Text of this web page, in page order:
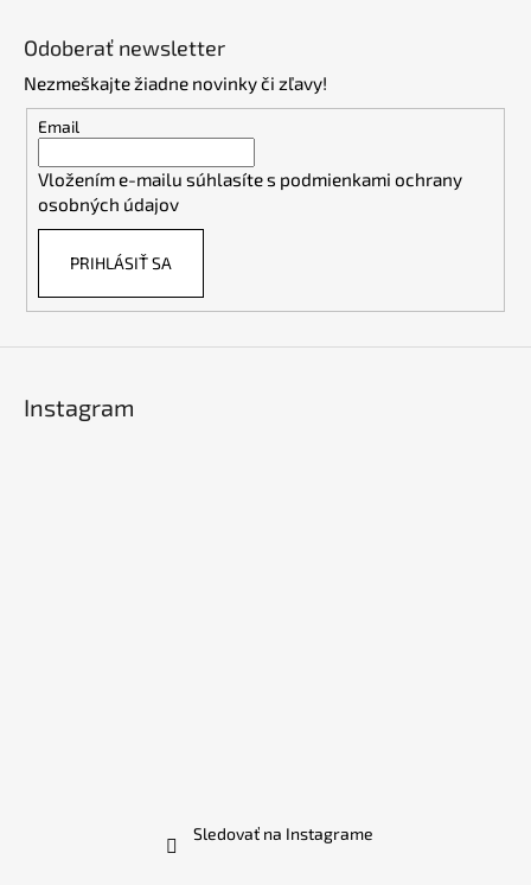
Odoberať newsletter
Nezmeškajte žiadne novinky či zľavy!
Email
Vložením e-mailu súhlasíte s podmienkami ochrany
osobných údajov
PRIHLÁSIŤ SA
Instagram
Sledovať na Instagrame